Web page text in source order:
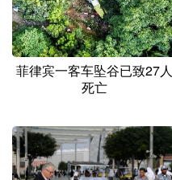
English Español
Русский язык
菲律宾一客车坠谷已致27人
死亡